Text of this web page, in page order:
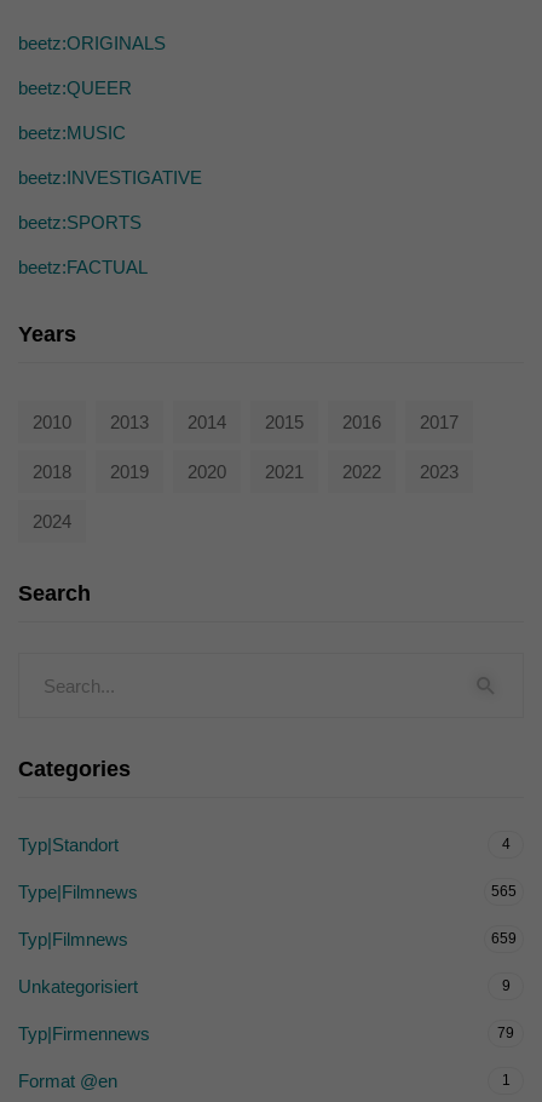
beetz:ORIGINALS
beetz:QUEER
beetz:MUSIC
beetz:INVESTIGATIVE
beetz:SPORTS
beetz:FACTUAL
Years
2010 2013 2014 2015 2016 2017
2018 2019 2020 2021 2022 2023
2024
Search
Categories
Typ|Standort 4
Type|Filmnews 565
Typ|Filmnews 659
Unkategorisiert 9
Typ|Firmennews 79
Format @en 1
Externe Medien (7)
Inhalte von Videoplattformen und Social-Media-Plattformen werden
werden, bedarf der Zugriff auf diese Inhalte keiner manuellen Einwilligung
powered by Borlabs Cookie